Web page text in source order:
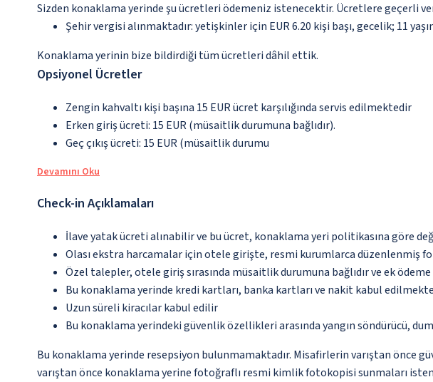
Sizden konaklama yerinde şu ücretleri ödemeniz istenecektir. Ücretlere geçerli
Şehir vergisi alınmaktadır: yetişkinler için EUR 6.20 kişi başı, gecelik; 11
Konaklama yerinin bize bildirdiği tüm ücretleri dâhil ettik.
Opsiyonel Ücretler
Zengin kahvaltı kişi başına 15 EUR ücret karşılığında servis edilmektedir
Erken giriş ücreti: 15 EUR (müsaitlik durumuna bağlıdır).
Geç çıkış ücreti: 15 EUR (müsaitlik durumu
Devamını Oku
Check-in Açıklamaları
İlave yatak ücreti alınabilir ve bu ücret, konaklama yeri politikasına göre
Olası ekstra harcamalar için otele girişte, resmi kurumlarca düzenlenmiş
Özel talepler, otele giriş sırasında müsaitlik durumuna bağlıdır ve ek
Bu konaklama yerinde kredi kartları, banka kartları ve nakit kabul
Uzun süreli kiracılar kabul edilir
Bu konaklama yerindeki güvenlik özellikleri arasında yangın söndürücü,
Bu konaklama yerinde resepsiyon bulunmamaktadır. Misafirlerin varıştan önce
varıştan önce konaklama yerine fotoğraflı resmi kimlik fotokopisi sunmaları